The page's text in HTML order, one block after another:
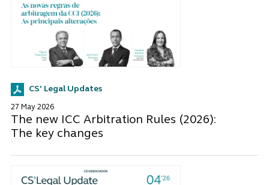
CS' Legal Updates
27 May 2026
The new ICC Arbitration Rules (2026):
The key changes